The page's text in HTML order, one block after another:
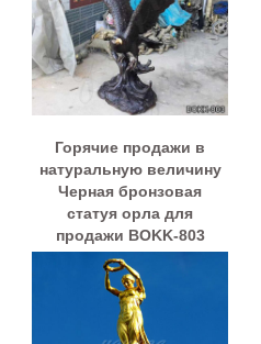
Горячие продажи в
натуральную величину
Черная бронзовая
статуя орла для
продажи BOKK-803